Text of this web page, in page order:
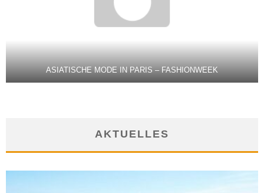
ASIATISCHE MODE IN PARIS – FASHIONWEEK
AKTUELLES